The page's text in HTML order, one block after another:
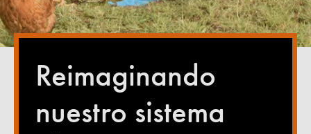
Reimaginando
nuestro sistema